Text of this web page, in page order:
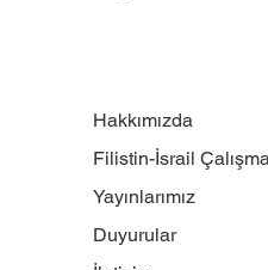
Hakkımızda
Filistin-İsrail
Yayınlarımız
Duyurular